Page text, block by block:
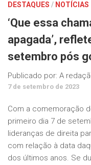
DESTAQUES / NOTÍCIAS
‘Que essa
apagada’,
setembro pós
Publicado por: A
7 de setembro de 2023
Com a comemoração
primeiro dia 7 de
lideranças de direita
com relação à data
dos últimos anos. Se